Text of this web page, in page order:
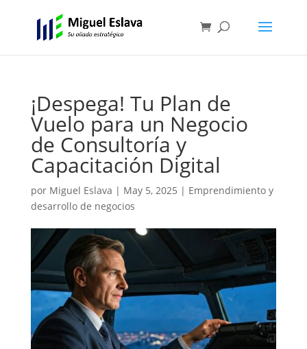
¡Despega! Tu Plan de
Vuelo para un Negocio
de Consultoría y
Capacitación Digital
por Miguel Eslava | May 5, 2025 | Emprendimiento y
desarrollo de negocios